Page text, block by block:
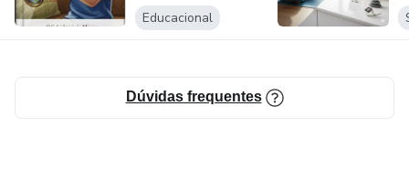
Seja bem-vindo(a) à DigitalPrimeBr: conhecimento de
Educacional
Dúvidas frequentes